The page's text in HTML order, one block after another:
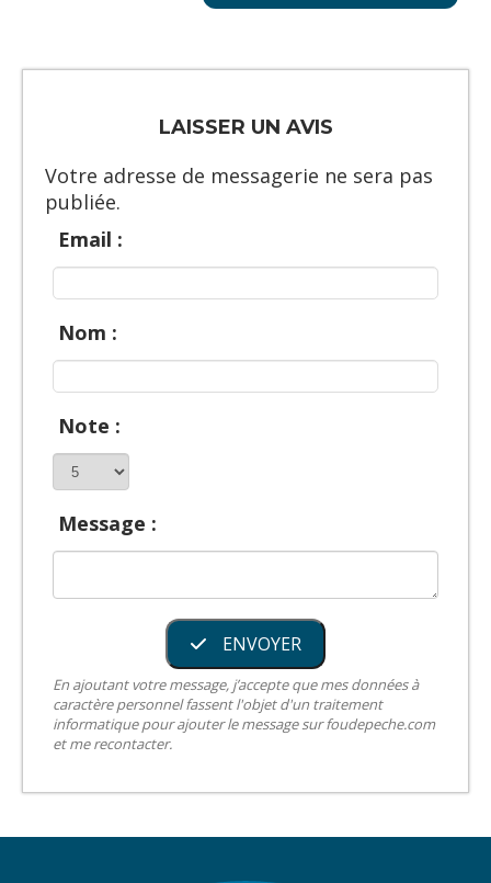
LAISSER UN AVIS
Votre adresse de messagerie ne sera pas
publiée.
Email :
Nom :
Note :
Message :
ENVOYER
En ajoutant votre message, j’accepte que mes données à
caractère personnel fassent l'objet d'un traitement
informatique pour ajouter le message sur foudepeche.com
et me recontacter.